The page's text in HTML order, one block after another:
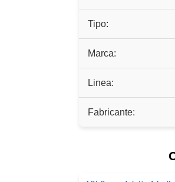
Tipo:
Marca:
Linea:
Fabricante: